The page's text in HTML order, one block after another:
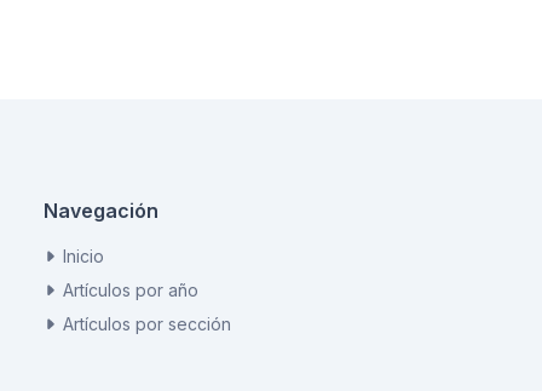
Navegación
Inicio
Artículos por año
Artículos por sección